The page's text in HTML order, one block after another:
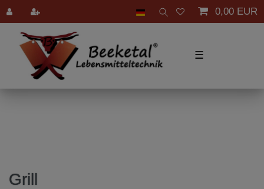
0,00 EUR
☰
Grill